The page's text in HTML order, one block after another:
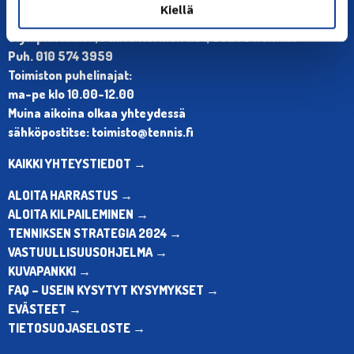
Kiellä
Olympiastadion, Paavo Nurmen tie 1, 00250 Helsinki
Puh. 010 574 3959
Toimiston puhelinajat:
ma-pe klo 10.00-12.00
Muina aikoina olkaa yhteydessä
sähköpostitse: toimisto@tennis.fi
KAIKKI YHTEYSTIEDOT →
ALOITA HARRASTUS →
ALOITA KILPAILEMINEN →
TENNIKSEN STRATEGIA 2024 →
VASTUULLISUUSOHJELMA →
KUVAPANKKI →
FAQ – USEIN KYSYTYT KYSYMYKSET →
EVÄSTEET →
TIETOSUOJASELOSTE →